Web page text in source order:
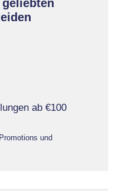
ab €100
und